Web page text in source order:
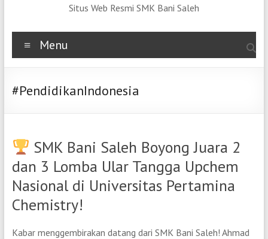
Situs Web Resmi SMK Bani Saleh
Menu
#PendidikanIndonesia
SMK Bani Saleh Boyong Juara 2
dan 3 Lomba Ular Tangga Upchem
Nasional di Universitas Pertamina
Chemistry!
Kabar menggembirakan datang dari SMK Bani Saleh! Ahmad